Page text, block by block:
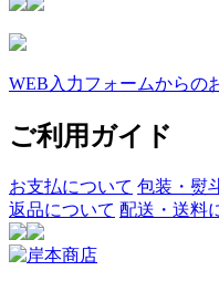
WEB入力フォームからの
ご利用ガイド
お支払について 包装・熨
返品について 配送・送料